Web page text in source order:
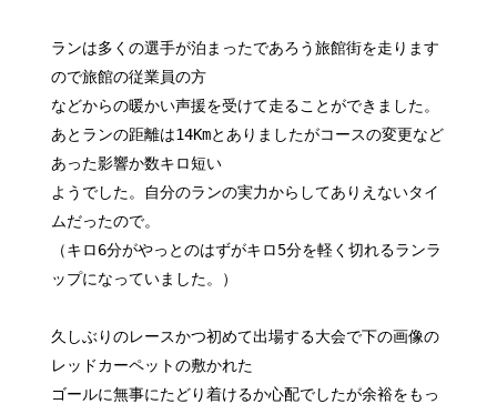
ランは多くの選手が泊まったであろう旅館街を走ります
ので旅館の従業員の方
などからの暖かい声援を受けて走ることができました。
あとランの距離は14Kmとありましたがコースの変更など
あった影響か数キロ短い
ようでした。自分のランの実力からしてありえないタイ
ムだったので。
（キロ6分がやっとのはずがキロ5分を軽く切れるランラ
ップになっていました。）
久しぶりのレースかつ初めて出場する大会で下の画像の
レッドカーペットの敷かれた
ゴールに無事にたどり着けるか心配でしたが余裕をもっ